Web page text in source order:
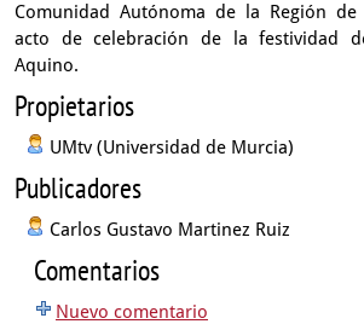
Comunidad Autónoma de la Región
acto de celebración de la festividad
Aquino.
Propietarios
UMtv (Universidad de Murcia)
Publicadores
Carlos Gustavo Martinez Ruiz
Comentarios
Nuevo comentario